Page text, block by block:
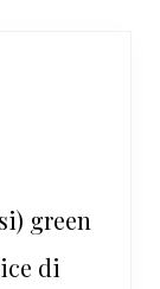
green
di